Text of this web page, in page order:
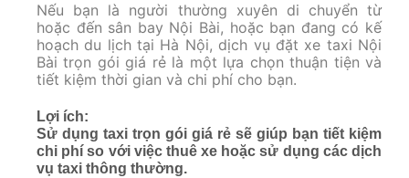
Nếu bạn là người thường xuyên di chuyển từ
hoặc đến sân bay Nội Bài, hoặc bạn đang có kế
hoạch du lịch tại Hà Nội, dịch vụ đặt xe taxi Nội
Bài trọn gói giá rẻ là một lựa chọn thuận tiện và
tiết kiệm thời gian và chi phí cho bạn.
Lợi ích:
Sử dụng taxi trọn gói giá rẻ sẽ giúp bạn tiết kiệm
chi phí so với việc thuê xe hoặc sử dụng các dịch
vụ taxi thông thường.